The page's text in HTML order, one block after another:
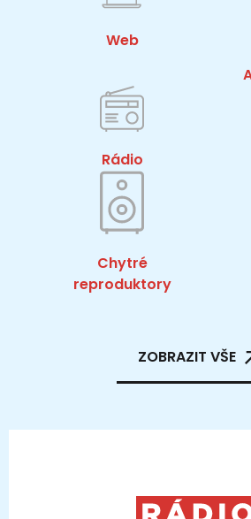
Web
Rádio
Chytré
reproduktory
ZOBRAZIT VŠE